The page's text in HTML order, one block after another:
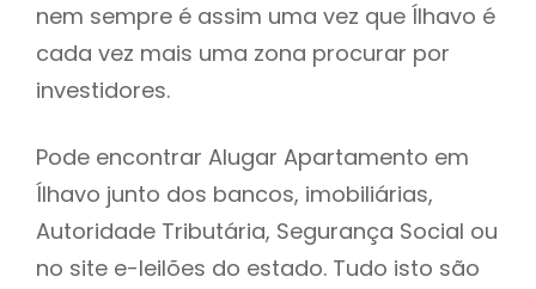
nem sempre é assim uma vez que Ílhavo é
cada vez mais uma zona procurar por
investidores.
Pode encontrar Alugar Apartamento em
Ílhavo junto dos bancos, imobiliárias,
Autoridade Tributária, Segurança Social ou
no site e-leilões do estado. Tudo isto são